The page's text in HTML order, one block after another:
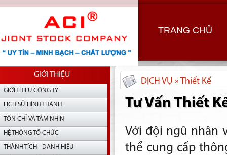
TRANG CHỦ
GIỚI THIỆU
GIỚI THIỆU CÔNG TY
LỊCH SỬ HÌNH THÀNH
TÔN CHỈ VÀ TẦM NHÌN
HỆ THỐNG TỔ CHỨC
THÀNH TÍCH - DANH HIỆU
DỊCH VỤ » Thiết Kế
Tư Vấn Thiết
Với đội ngũ nhân
thể cung cấp